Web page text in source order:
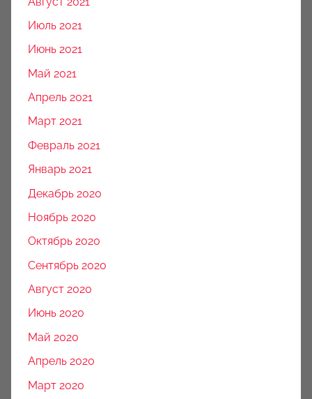
Июль 2021
Июнь 2021
Май 2021
Апрель 2021
Март 2021
Февраль 2021
Январь 2021
Декабрь 2020
Ноябрь 2020
Октябрь 2020
Сентябрь 2020
Август 2020
Июнь 2020
Май 2020
Апрель 2020
Март 2020